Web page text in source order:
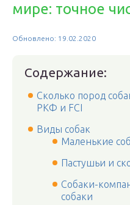
мире: точное
Обновлено: 19.02.2020
Содержание:
Сколько пород
РКФ и FCI
Виды собак
Маленькие
Пастушьи и
Собаки-
собаки